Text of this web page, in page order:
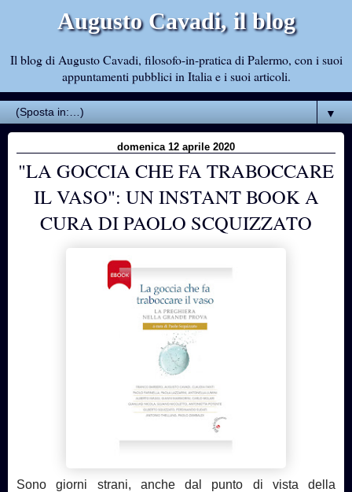
Augusto Cavadi, il blog
Il blog di Augusto Cavadi, filosofo-in-pratica di Palermo, con i suoi
appuntamenti pubblici in Italia e i suoi articoli.
▼
domenica 12 aprile 2020
"LA GOCCIA CHE FA TRABOCCARE
IL VASO": UN INSTANT BOOK A
CURA DI PAOLO SCQUIZZATO
Sono giorni strani, anche dal punto di vista della